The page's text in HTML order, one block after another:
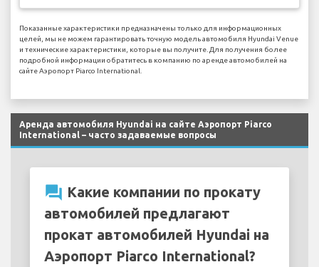
Показанные характеристики предназначены только для информационных
целей, мы не можем гарантировать точную модель автомобиля Hyundai Venue
и технические характеристики, которые вы получите. Для получения более
подробной информации обратитесь в компанию по аренде автомобилей на
сайте Аэропорт Piarco International.
Аренда автомобиля Hyundai на сайте Аэропорт Piarco
International – часто задаваемые вопросы
question_answer Какие компании по прокату
автомобилей предлагают
прокат автомобилей Hyundai на
Аэропорт Piarco International?